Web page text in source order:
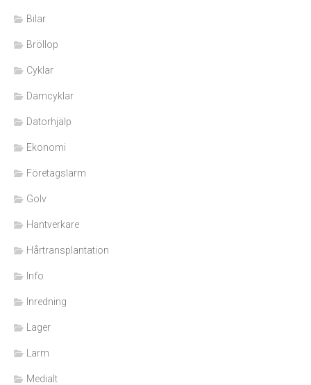
Bilar
Bröllop
Cyklar
Damcyklar
Datorhjälp
Ekonomi
Företagslarm
Golv
Hantverkare
Hårtransplantation
Info
Inredning
Lager
Larm
Medialt